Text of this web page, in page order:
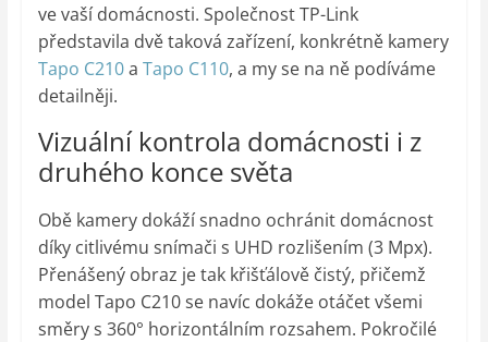
ve vaší domácnosti. Společnost TP-Link
představila dvě taková zařízení, konkrétně kamery
Tapo C210a Tapo C110, a my se na ně podíváme
detailněji.
Vizuální kontrola domácnosti i z
druhého konce světa
Obě kamery dokáží snadno ochránit domácnost
díky citlivému snímači s UHD rozlišením (3 Mpx).
Přenášený obraz je tak křišťálově čistý, přičemž
model Tapo C210 se navíc dokáže otáčet všemi
směry s 360° horizontálním rozsahem. Pokročilé